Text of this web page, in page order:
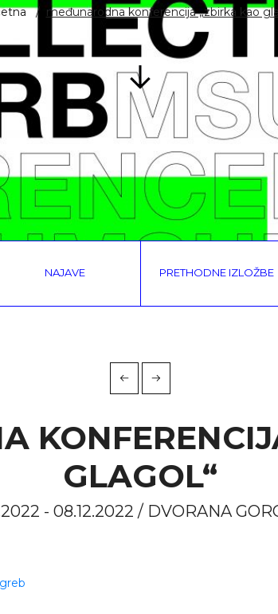
međunarodna konferencija „zbirka kao
NAJAVE PRETHODNE IZLOŽBE
GLAGOL“
- 08.12.2022 / DVORANA